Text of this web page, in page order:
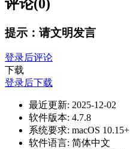
评论(0)
提示：请文明发言
登录后评论
下载
登录后下载
最近更新: 2025-12-02
软件版本: 4.7.8
系统要求: macOS 10.15+
软件语言: 简体中文